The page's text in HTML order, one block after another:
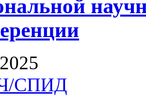
СПИД